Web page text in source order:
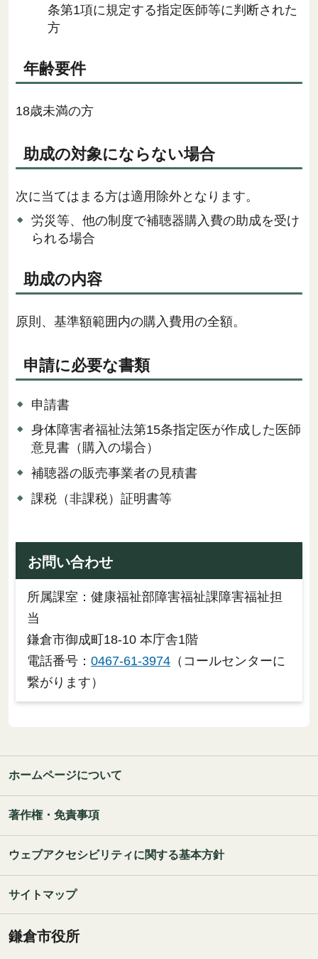
条第1項に規定する指定医師等に判断された
方
年齢要件
18歳未満の方
助成の対象にならない場合
次に当てはまる方は適用除外となります。
労災等、他の制度で補聴器購入費の助成を受け
られる場合
助成の内容
原則、基準額範囲内の購入費用の全額。
申請に必要な書類
申請書
身体障害者福祉法第15条指定医が作成した医師
意見書（購入の場合）
補聴器の販売事業者の見積書
課税（非課税）証明書等
お問い合わせ
所属課室：健康福祉部障害福祉課障害福祉担
当
鎌倉市御成町18-10 本庁舎1階
電話番号： 0467-61-3974 （コールセンターに
繋がります）
ホームページについて
著作権・免責事項
ウェブアクセシビリティに関する基本方針
サイトマップ
鎌倉市役所